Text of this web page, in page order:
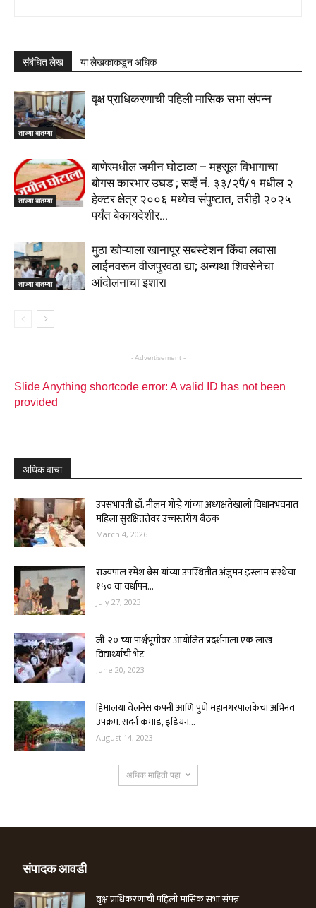
संबंधित लेख या लेखकाकडून अधिक
ताज्या बातम्या
वृक्ष प्राधिकरणाची पहिली मासिक सभा संपन्न
ताज्या बातम्या
बाणेरमधील जमीन घोटाळा – महसूल विभागाचा
बोगस कारभार उघड ; सर्व्हे नं. ३३/२पै/१ मधील २
हेक्टर क्षेत्र २००६ मध्येच संपुष्टात, तरीही २०२५
पर्यंत बेकायदेशीर...
ताज्या बातम्या
मुठा खोऱ्याला खानापूर सबस्टेशन किंवा लवासा
लाईनवरून वीजपुरवठा द्या; अन्यथा शिवसेनेचा
आंदोलनाचा इशारा
- Advertisement -
Slide Anything shortcode error: A valid ID has not been
provided
अधिक वाचा
उपसभापती डॉ. नीलम गोऱ्हे यांच्या अध्यक्षतेखाली विधानभवनात
महिला सुरक्षिततेवर उच्चस्तरीय बैठक
March 4, 2026
राज्यपाल रमेश बैस यांच्या उपस्थितीत अंजुमन इस्लाम संस्थेचा
१५० वा वर्धापन...
July 27, 2023
जी-२० च्या पार्श्वभूमीवर आयोजित प्रदर्शनाला एक लाख
विद्यार्थ्यांची भेट
June 20, 2023
हिमालया वेलनेस कंपनी आणि पुणे महानगरपालकेचा अभिनव
उपक्रम. सदर्न कमांड, इंडियन...
August 14, 2023
अधिक माहिती पहा
संपादक आवडी
वृक्ष प्राधिकरणाची पहिली मासिक सभा संपन्न